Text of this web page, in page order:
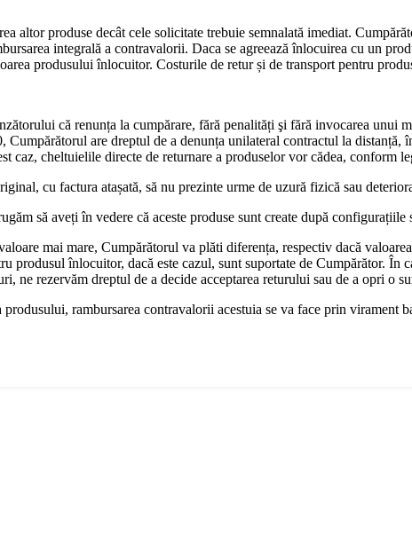
altor produse decât cele solicitate trebuie semnalată imediat.
integrală a contravalorii. Daca se agreează înlocuirea cu un
produsului înlocuitor. Costurile de retur și de transport pentru
că renunța la cumpărare, fără penalități şi fără invocarea unui
are dreptul de a denunța unilateral contractul la
caz, cheltuielile directe de returnare a produselor vor cădea, conform
cu factura atașată, să nu prezinte urme de uzură fizică sau
să aveți în vedere că aceste produse sunt create după
mai mare, Cumpărătorul va plăti diferența, respectiv dacă
produsul înlocuitor, dacă este cazul, sunt suportate de Cumpărător. În
ne rezervăm dreptul de a decide acceptarea returului sau de a opri o
rambursarea contravalorii acestuia se va face prin